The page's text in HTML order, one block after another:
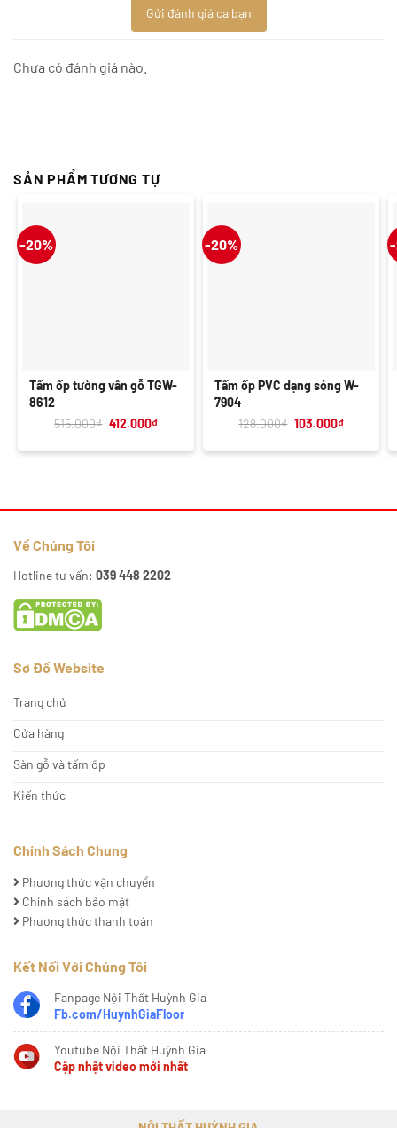
Gửi đánh giá ca bạn
Chưa có đánh giá nào.
SẢN PHẨM TƯƠNG TỰ
-20%
Tấm ốp tường vân gỗ TGW-
8612
515.000₫ Giá
515.000₫.
412.000₫Giá
là:
-20%
Tấm ốp PVC dạng sóng W-
7904
128.000₫ Giá
128.000₫.
103.000₫Giá
là:
Về Chúng Tôi
Hotline tư vấn: 039 448 2202
Sơ Đồ Website
Trang chủ
Cửa hàng
Sàn gỗ và tấm ốp
Kiến thức
Chính Sách Chung
Phương thức vận chuyển
Chính sách bảo mật
Phương thức thanh toán
Kết Nối Với Chúng Tôi
Fanpage Nội Thất Huỳnh Gia
Fb.com/HuynhGiaFloor
Youtube Nội Thất Huỳnh Gia
Cập nhật video mới nhất